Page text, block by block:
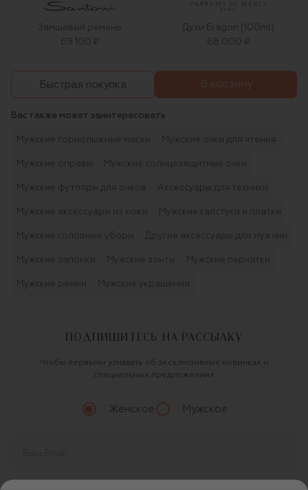
Замшевый ремень
69 100 ₽
Духи Eragon (100ml)
68 000 ₽
Быстрая покупка В корзину
Вас также может заинтересовать
Мужские горнолыжные маски Мужские очки для чтения
Мужские оправы Мужские солнцезащитные очки
Мужские футляры для очков Аксессуары для техники
Мужские аксессуары из кожи Мужские галстуки и платки
Мужские головные уборы Другие аксессуары для мужчин
Мужские запонки Мужские зонты Мужские перчатки
Мужские ремни Мужские украшения
ПОДПИШИТЕСЬ НА РАССЫЛКУ
Чтобы первыми узнавать об эксклюзивных новинках и
специальных предложениях
Женское Мужское